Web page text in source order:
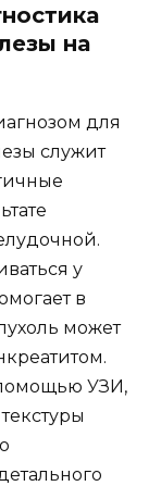
на
для
служит
у
в
может
УЗИ,